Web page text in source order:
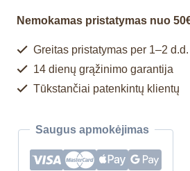
Nemokamas pristatymas nuo
Greitas pristatymas per 1–2 d.d.
14 dienų grąžinimo garantija
Tūkstančiai patenkintų klientų
Saugus apmokėjimas